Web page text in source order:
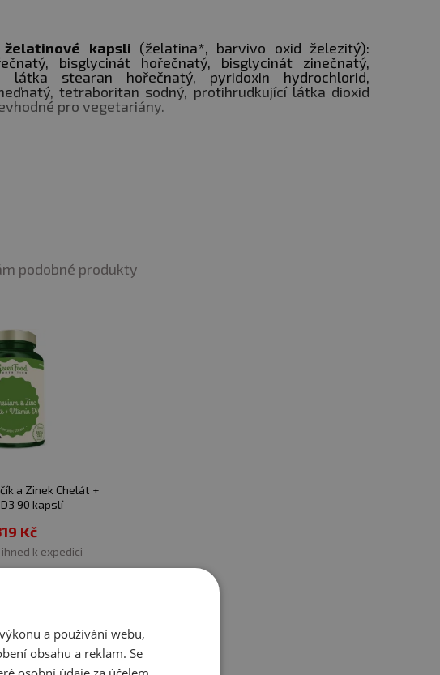
pestrou stravu. Nepřekračujte
Ukládejte mimo dosah dětí!
Chraňte před mrazem.
kapsli (želatina*, barvivo oxid železitý):
bisglycinát hořečnatý, bisglycinát zinečnatý,
látka stearan hořečnatý, pyridoxin hydrochlorid,
tetraboritan sodný, protihrudkující látka dioxid
pro vegetariány.
podobné produkty
a Zinek Chelát +
90 kapslí
Kč
ihned k expedici
a používání webu,
obsahu a reklam. Se